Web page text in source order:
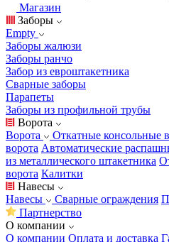
Магазин
Заборы
Empty
Заборы жалюзи
Заборы ранчо
Забор из евроштакетника
Сварные заборы
Парапеты
Заборы из профильной трубы
Ворота
Ворота
Откатные консольные
ворота Автоматические
из металлического штакетника
ворота Калитки
Навесы
Навесы
Сварные ограждения
Партнерство
О компании
О компании Оплата и доставка